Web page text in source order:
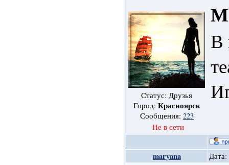
Статус: Друзья
Город: Красноярск
Сообщения: 223
Не в сети
В
maryana Дата: